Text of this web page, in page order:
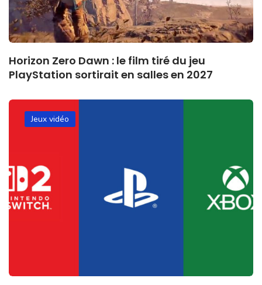
Horizon Zero Dawn : le film tiré du jeu
PlayStation sortirait en salles en 2027
Jeux vidéo